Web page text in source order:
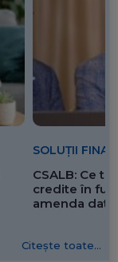
SOLUȚII
CSALB: Ce
credite în
amenda
Citește toate...